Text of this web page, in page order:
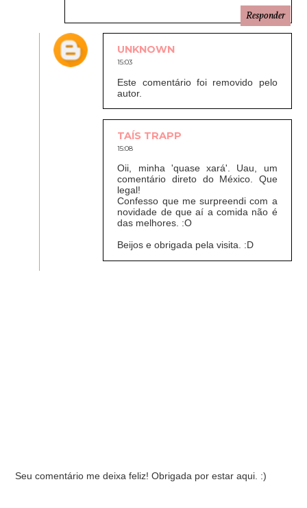
Responder
UNKNOWN
15:03
Este comentário foi removido pelo
autor.
TAÍS TRAPP
15:08
Oii, minha 'quase xará'. Uau, um
comentário direto do México. Que
legal!
Confesso que me surpreendi com a
novidade de que aí a comida não é
das melhores. :O
Beijos e obrigada pela visita. :D
Seu comentário me deixa feliz! Obrigada por estar aqui. :)